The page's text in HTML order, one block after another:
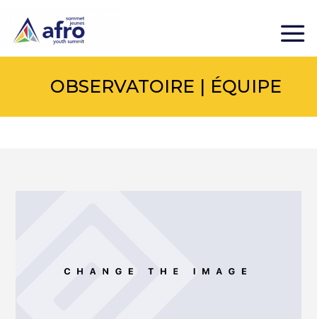
OBSERVATOIRE | ÉQUIPE